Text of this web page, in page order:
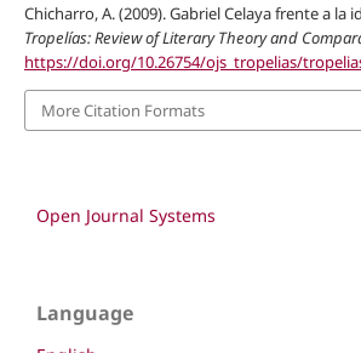
Chicharro, A. (2009). Gabriel Celaya frente a la
Tropelías: Review of Literary Theory and
https://doi.org/10.26754/ojs_tropelias/
More Citation Formats
Open Journal Systems
Language